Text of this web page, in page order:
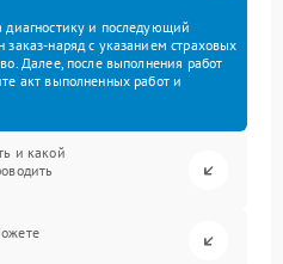
диагностику и последующий
заказ-наряд с указанием страховых
Далее, после выполнения работ
акт выполненных работ и
и какой